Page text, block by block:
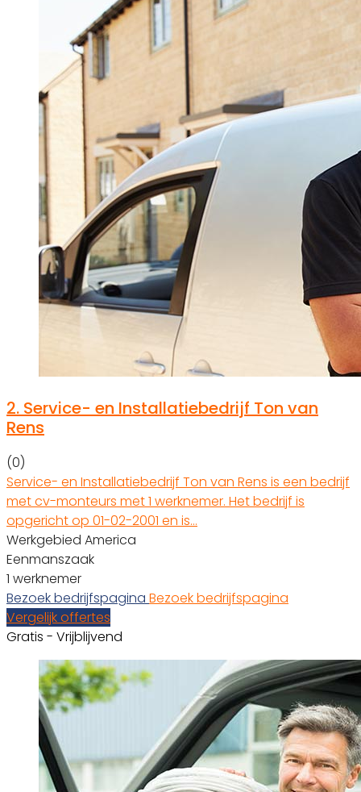
2. Service- en Installatiebedrijf Ton van
Rens
(0)
Service- en Installatiebedrijf Ton van Rens is een bedrijf
met cv-monteurs met 1 werknemer. Het bedrijf is
opgericht op 01-02-2001 en is…
Werkgebied America
Eenmanszaak
1 werknemer
Bezoek bedrijfspagina Bezoek bedrijfspagina
Vergelijk offertes
Gratis - Vrijblijvend